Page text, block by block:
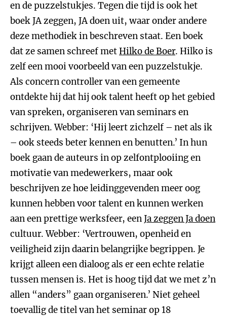
en de puzzelstukjes. Tegen die tijd is ook het
boek JA zeggen, JA doen uit, waar onder andere
deze methodiek in beschreven staat. Een boek
dat ze samen schreef metHilko de Boer. Hilko is
zelf een mooi voorbeeld van een puzzelstukje.
Als concern controller van een gemeente
ontdekte hij dat hij ook talent heeft op het gebied
van spreken, organiseren van seminars en
schrijven. Webber: ‘Hij leert zichzelf – net als ik
– ook steeds beter kennen en benutten.’ In hun
boek gaan de auteurs in op zelfontplooiing en
motivatie van medewerkers, maar ook
beschrijven ze hoe leidinggevenden meer oog
kunnen hebben voor talent en kunnen werken
aan een prettige werksfeer, eenJa zeggen Ja doen
cultuur. Webber: ‘Vertrouwen, openheid en
veiligheid zijn daarin belangrijke begrippen. Je
krijgt alleen een dialoog als er een echte relatie
tussen mensen is. Het is hoog tijd dat we met z’n
allen “anders” gaan organiseren.’ Niet geheel
toevallig de titel van het seminar op 18